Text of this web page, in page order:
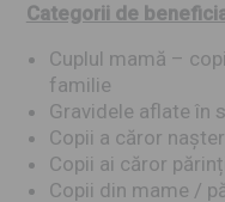
Categorii de
Cuplul mamă –
familie
Gravidele aflate în
Copii a căror
Copii ai căror
Copii din mame /